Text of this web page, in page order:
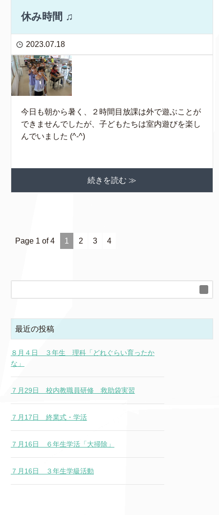
休み時間 ♫
2023.07.18
今日も朝から暑く、２時間目放課は外で遊ぶことが
できませんでしたが、子どもたちは室内遊びを楽し
んでいました (^-^)
続きを読む ≫
Page 1 of 4 1 2 3 4
最近の投稿
８月４日 ３年生 理科「どれぐらい育ったか
な」
７月29日 校内教職員研修 救助袋実習
７月17日 終業式・学活
７月16日 ６年生学活「大掃除」
７月16日 ３年生学級活動